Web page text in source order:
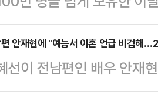
스쇼'에서 "특정 정치인
과도하게 몰고 간 측면이
끝내야 하는 상황에서
치적으…
노출 의상이 화제의 중
엘레오노라 인카르도나
에서 열린 PSG와 바이에
공개된 사진에 따르면 인
안재현에 "예능서 이혼 언급 비겁해
선이 전남편인 배우 안재
자신의 SNS를 통해 "'